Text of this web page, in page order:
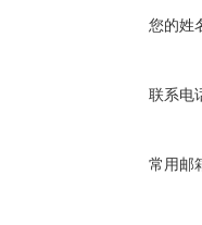
您的姓
联系电
常用邮